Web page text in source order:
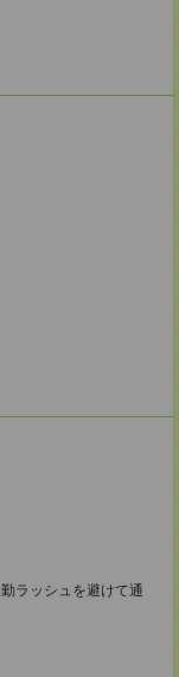
ラッシュを避けて通